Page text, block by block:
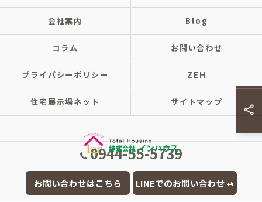
0944-55-5739
お問い合わせはこちら LINEでのお問い合わせ
会社案内 Blog
コラム お問い合わせ
プライバシーポリシー ZEH
住宅展示場ネット サイトマップ
© 2026 福岡県大牟田市の注文住宅なら株式会社インハウス ALL RIGHTS
RESERVED.